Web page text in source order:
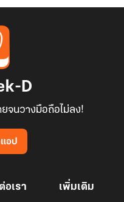
D
จนวางมือถือไม่ลง!
อป
อเรา เพิ่มเติม